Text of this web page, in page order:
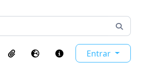
Área de transferência
Idioma Ligações rápidas
Entrar